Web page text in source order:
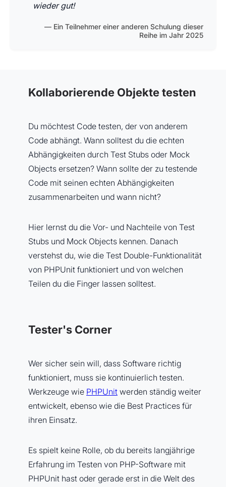
wieder gut!
Ein Teilnehmer einer anderen Schulung dieser
Reihe im Jahr 2025
Kollaborierende Objekte testen
Du möchtest Code testen, der von anderem
Code abhängt. Wann solltest du die echten
Abhängigkeiten durch Test Stubs oder Mock
Objects ersetzen? Wann sollte der zu testende
Code mit seinen echten Abhängigkeiten
zusammenarbeiten und wann nicht?
Hier lernst du die Vor- und Nachteile von Test
Stubs und Mock Objects kennen. Danach
verstehst du, wie die Test Double-Funktionalität
von PHPUnit funktioniert und von welchen
Teilen du die Finger lassen solltest.
Tester's Corner
Wer sicher sein will, dass Software richtig
funktioniert, muss sie kontinuierlich testen.
Werkzeuge wie PHPUnit werden ständig weiter
entwickelt, ebenso wie die Best Practices für
ihren Einsatz.
Es spielt keine Rolle, ob du bereits langjährige
Erfahrung im Testen von PHP-Software mit
PHPUnit hast oder gerade erst in die Welt des